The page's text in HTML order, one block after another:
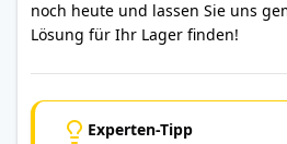
noch heute und lassen Sie uns
Lösung für Ihr Lager finden!
Experten-Tipp